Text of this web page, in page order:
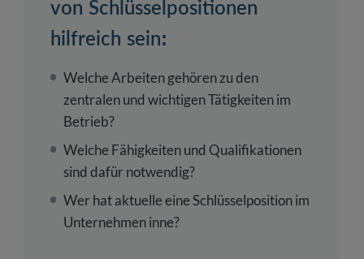
von Schlüsselpositionen
hilfreich sein:
Welche Arbeiten gehören zu den
zentralen und wichtigen Tätigkeiten im
Betrieb?
Welche Fähigkeiten und Qualifikationen
sind dafür notwendig?
Wer hat aktuelle eine Schlüsselposition im
Unternehmen inne?